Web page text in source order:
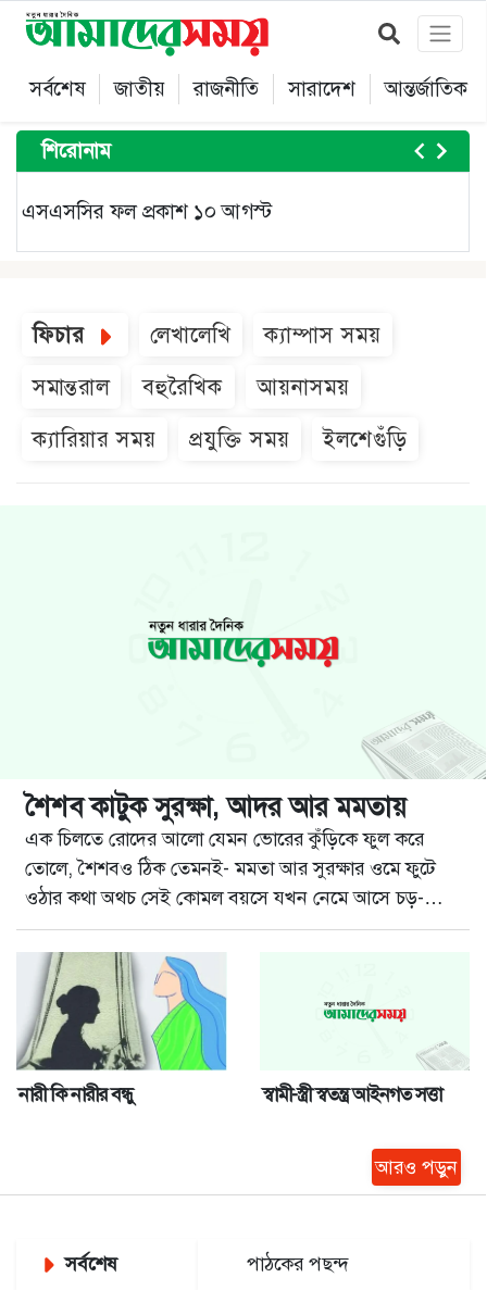
সর্বশেষ জাতীয় রাজনীতি সারাদেশ আন্তর্জাতিক
শিরোনাম
এসএসসির ফল প্রকাশ ১০ আগস্ট
ofফিচার লেখালেখি
ক্যাম্পাস সময়
সমান্তরাল
বহুরৈখিক
আয়নাসময়
ক্যারিয়ার সময়
প্রযুক্তি সময় ইলশেগুঁড়ি
শৈশব কাটুক সুরক্ষা, আদর আর মমতায়
এক চিলতে রোদের আলো যেমন ভোরের কুঁড়িকে ফুল করে
তোলে, শৈশবও ঠিক তেমনই- মমতা আর সুরক্ষার ওমে ফুটে
ওঠার কথা অথচ সেই কোমল বয়সে যখন নেমে আসে চড়-
থাপ্পড় বা বেতের আঘাত, তখন শুধু শিশুর শরীর নয়, ক্ষতবিক্ষত
হয় তার মনও। বাংলাদেশে শিশুদের ওপর সহিংস শাসনের চিত্র
উদ্বেগজনক। বাংলাদেশ পরিসংখ্যান ব্যুরো (বিবি...
নারী কি নারীর বন্ধু স্বামী-স্ত্রী স্বতন্ত্র আইনগত সত্তা
আরও পড়ুন
সর্বশেষ পাঠকের পছন্দ